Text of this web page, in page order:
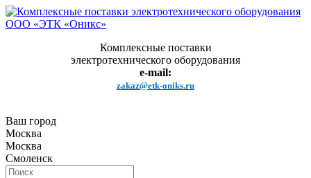
Комплексные поставки
электротехнического оборудования
e-mail:
zakaz@etk-oniks.ru
Ваш город
Москва
Москва
Смоленск